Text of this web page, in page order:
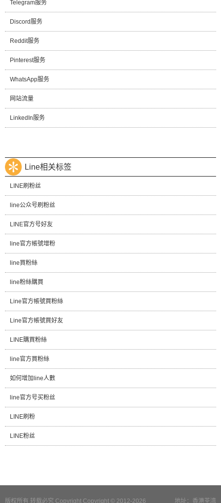
Telegram服务
Discord服务
Reddit服务
Pinterest服务
WhatsApp服务
网站流量
LinkedIn服务
Line相关标签
LINE刷粉丝
line公众号刷粉丝
LINE官方号好友
line官方帳號增粉
line買粉絲
line粉絲購買
Line官方帳號買粉絲
Line官方帳號買好友
LINE購買粉絲
line官方買粉絲
如何增加line人數
line官方号买粉丝
LINE刷粉
LINE粉丝
地址：香港荃湾
版权所有 转载必究 Copyright Copyright © 2012-2026